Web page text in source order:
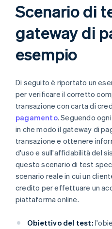
Scenario di
gateway di
esempio
Di seguito è riportato un
per verificare il corretto
transazione con carta di
pagamento. Seguendo
in che modo il gateway di
transazione e ottenere
d'uso e sull'affidabilità del
questo scenario di test
scenario reale in cui un
credito per effettuare un
piattaforma online.
Obiettivo del test: